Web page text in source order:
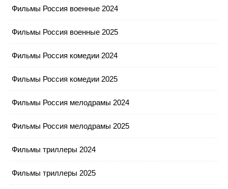
Фильмы Россия военные 2024
Фильмы Россия военные 2025
Фильмы Россия комедии 2024
Фильмы Россия комедии 2025
Фильмы Россия мелодрамы 2024
Фильмы Россия мелодрамы 2025
Фильмы триллеры 2024
Фильмы триллеры 2025